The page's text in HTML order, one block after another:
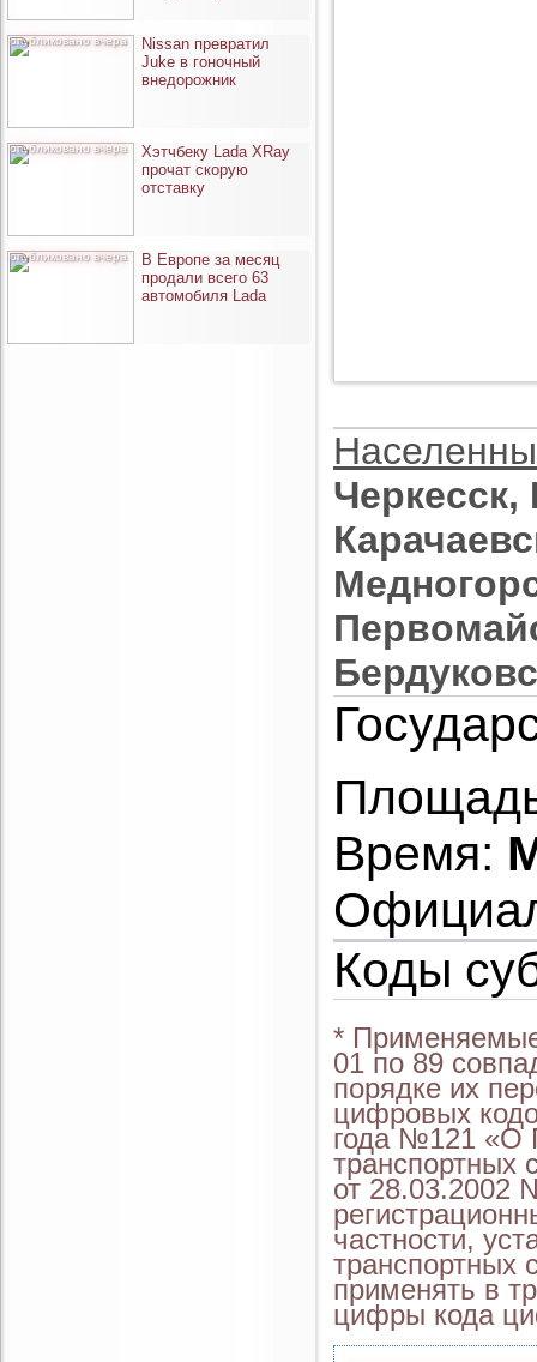
опубликовано вчера
Nissan превратил
Juke в гоночный
внедорожник
опубликовано вчера
Хэтчбеку Lada XRay
прочат скорую
отставку
опубликовано вчера
В Европе за месяц
продали всего 63
автомобиля Lada
Время:
Коды
*
01 по 89
порядке их
цифровых
года №121 «О
от 28.03.2002
частности,
транспортных
применять в
цифры кода